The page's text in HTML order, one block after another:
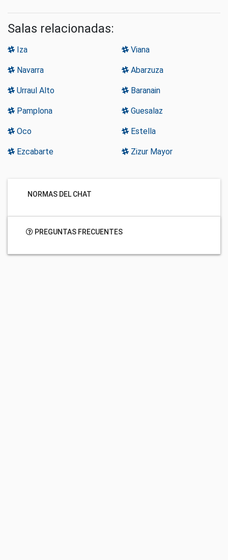
Salas relacionadas:
Iza Viana
Navarra Abarzuza
Urraul Alto Baranain
Pamplona Guesalaz
Oco Estella
Ezcabarte Zizur Mayor
NORMAS DEL CHAT
PREGUNTAS FRECUENTES